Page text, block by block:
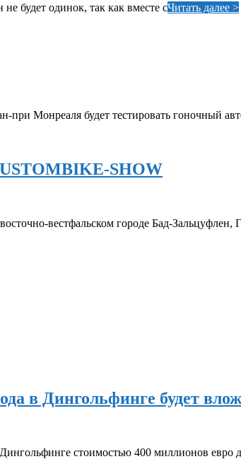
будет одинок, так как вместе сЧитать далее >
при Монреаля будет тестировать гоночный
SHOW
вестфальском городе Бад-Зальцуфлен,
в Дингольфинге будет
стоимостью 400 миллионов евро